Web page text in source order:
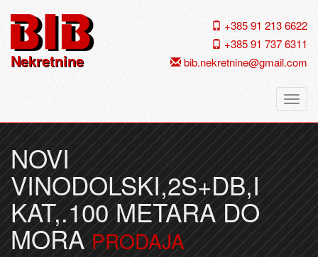
Nekretnine
+385 91 213 6622
+385 91 737 6311
bib.nekretnine@gmail.com
NOVI
VINODOLSKI,2S+DB,I
KAT,.100 METARA DO
MORAPRODAJA